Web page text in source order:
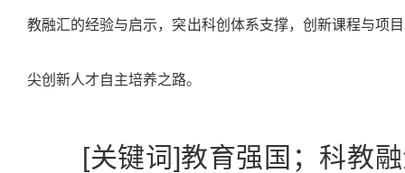
教融汇的经验与启示，突出科创体系支撑，创新课程与项
尖创新人才自主培养之路。
[关键词]教育强国；科教融